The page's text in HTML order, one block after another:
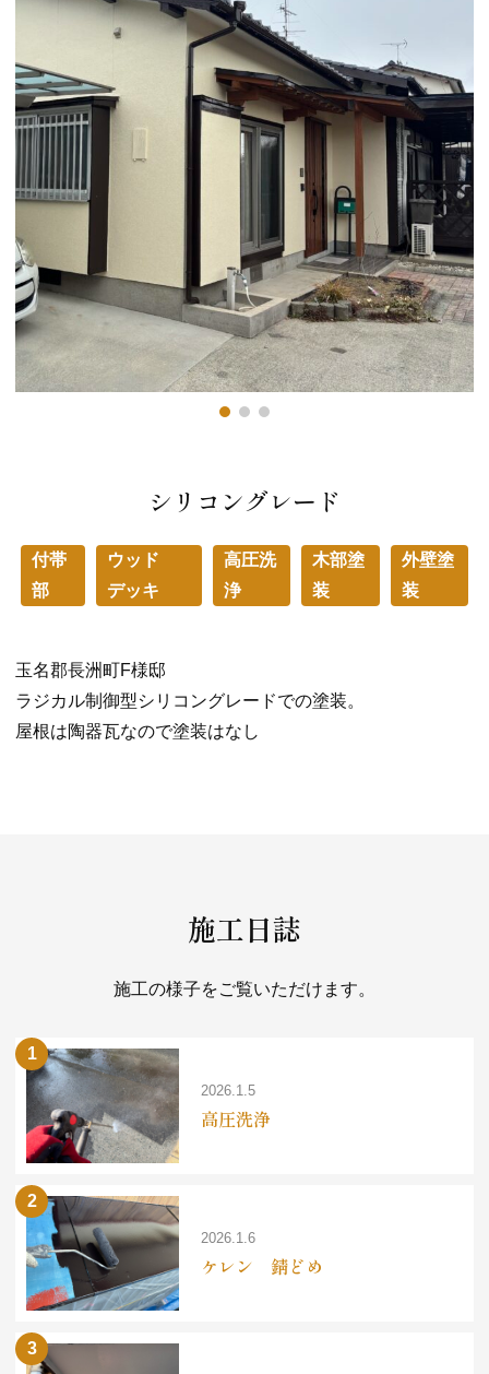
シリコングレード
付帯
部
ウッド
デッキ
高圧洗
浄
木部塗
装
外壁塗
装
玉名郡長洲町F様邸
ラジカル制御型シリコングレードでの塗装。
屋根は陶器瓦なので塗装はなし
施工日誌
施工の様子をご覧いただけます。
2026.1.5
高圧洗浄
2026.1.6
ケレン 錆どめ